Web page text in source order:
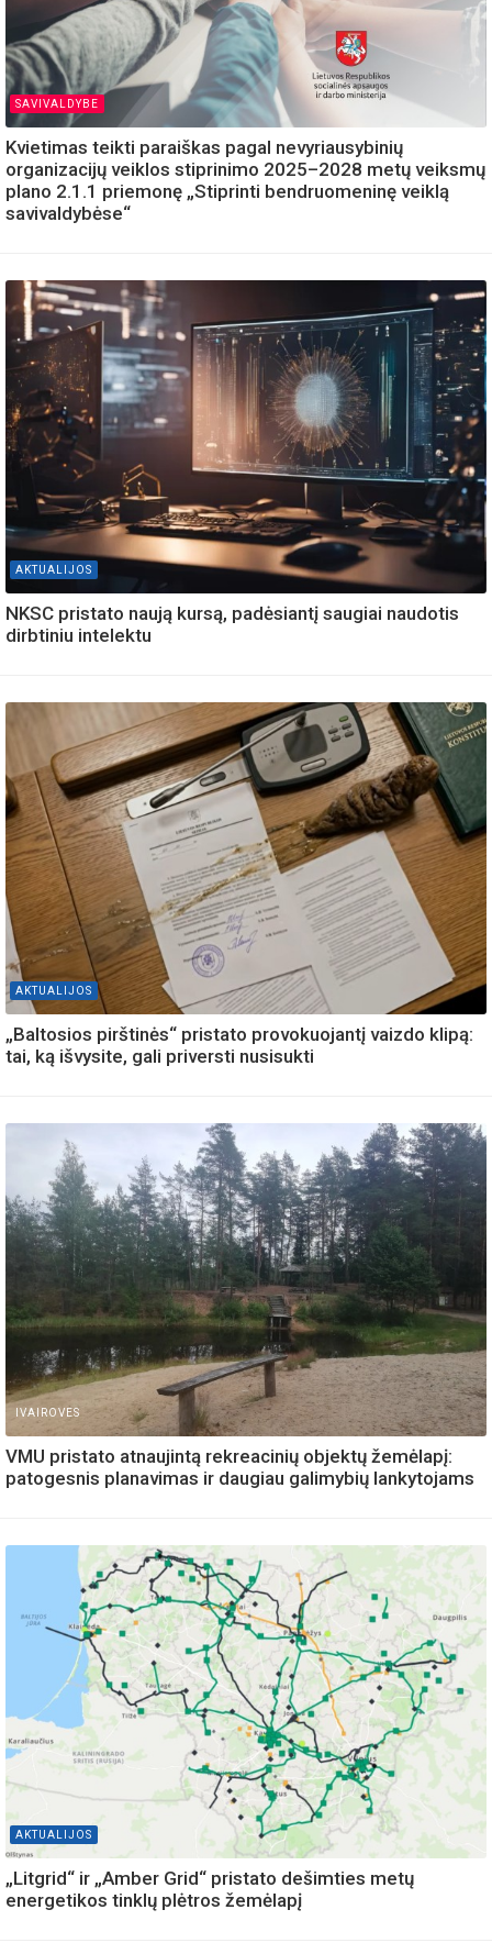
SAVIVALDYBE
Kvietimas teikti paraiškas pagal nevyriausybinių
organizacijų veiklos stiprinimo 2025–2028 metų veiksmų
plano 2.1.1 priemonę „Stiprinti bendruomeninę veiklą
savivaldybėse“
AKTUALIJOS
NKSC pristato naują kursą, padėsiantį saugiai naudotis
dirbtiniu intelektu
AKTUALIJOS
„Baltosios pirštinės“ pristato provokuojantį vaizdo klipą:
tai, ką išvysite, gali priversti nusisukti
IVAIROVES
VMU pristato atnaujintą rekreacinių objektų žemėlapį:
patogesnis planavimas ir daugiau galimybių lankytojams
AKTUALIJOS
„Litgrid“ ir „Amber Grid“ pristato dešimties metų
energetikos tinklų plėtros žemėlapį